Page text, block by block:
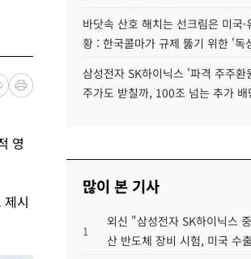
영
시
바닷속 산호 해치는 선크림은 미국
황 : 한국콜마가 규제 뚫기 위한 '독
삼성전자 SK하이닉스 '파격 주주환
주가도 받칠까, 100조 넘는 추가
많이 본 기사
1
외신 "삼성전자 SK하이닉스
산 반도체 장비 시험, 미국 수